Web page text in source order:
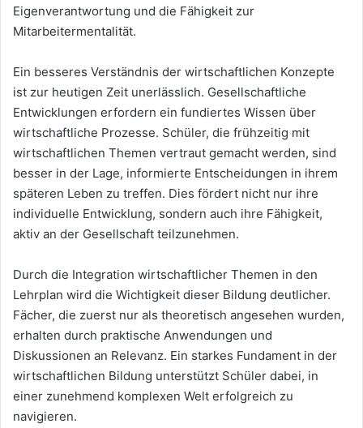
Eigenverantwortung und die Fähigkeit zur
Mitarbeitermentalität.
Ein besseres Verständnis der wirtschaftlichen Konzepte
ist zur heutigen Zeit unerlässlich. Gesellschaftliche
Entwicklungen erfordern ein fundiertes Wissen über
wirtschaftliche Prozesse. Schüler, die frühzeitig mit
wirtschaftlichen Themen vertraut gemacht werden, sind
besser in der Lage, informierte Entscheidungen in ihrem
späteren Leben zu treffen. Dies fördert nicht nur ihre
individuelle Entwicklung, sondern auch ihre Fähigkeit,
aktiv an der Gesellschaft teilzunehmen.
Durch die Integration wirtschaftlicher Themen in den
Lehrplan wird die Wichtigkeit dieser Bildung deutlicher.
Fächer, die zuerst nur als theoretisch angesehen wurden,
erhalten durch praktische Anwendungen und
Diskussionen an Relevanz. Ein starkes Fundament in der
wirtschaftlichen Bildung unterstützt Schüler dabei, in
einer zunehmend komplexen Welt erfolgreich zu
navigieren.